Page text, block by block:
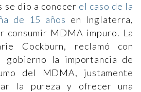
se dio a conocer el caso de la
de 15 años en Inglaterra,
consumir MDMA impuro. La
Cockburn, reclamó con
gobierno la importancia de
del MDMA, justamente
la pureza y ofrecer una